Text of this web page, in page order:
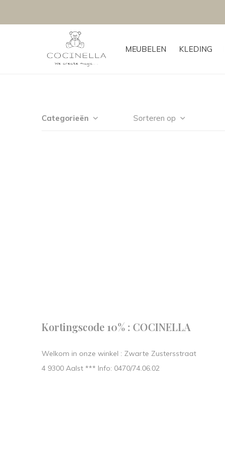
MEUBELEN KLEDING
Categorieën Sorteren op
Kortingscode 10% : COCINELLA
Welkom in onze winkel : Zwarte Zustersstraat
4 9300 Aalst *** Info: 0470/74.06.02